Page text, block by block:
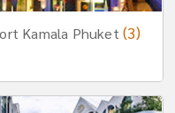
Kamala Phuket (3)